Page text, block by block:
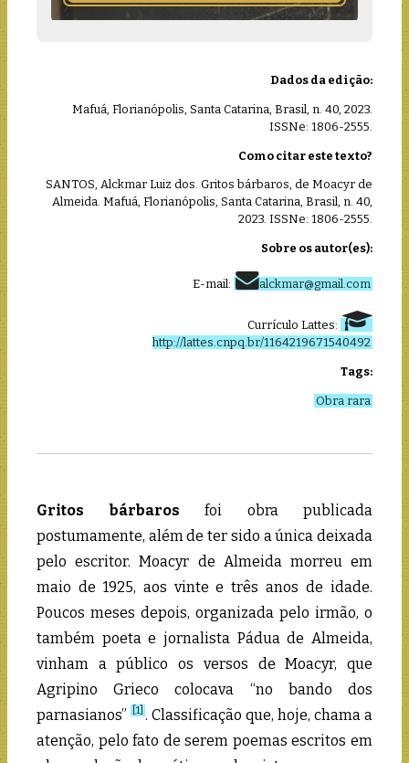
Dados da edição:
Mafuá, Florianópolis, Santa Catarina, Brasil, n. 40, 2023.
ISSNe: 1806-2555.
Como citar este texto?
SANTOS, Alckmar Luiz dos. Gritos bárbaros, de Moacyr de
Almeida. Mafuá, Florianópolis, Santa Catarina, Brasil, n. 40,
2023. ISSNe: 1806-2555.
Sobre os autor(es):
E-mail: alckmar@gmail.com
Currículo Lattes:
http://lattes.cnpq.br/1164219671540492
Tags:
Obra rara
Gritos bárbaros foi obra publicada
postumamente, além de ter sido a única deixada
pelo escritor. Moacyr de Almeida morreu em
maio de 1925, aos vinte e três anos de idade.
Poucos meses depois, organizada pelo irmão, o
também poeta e jornalista Pádua de Almeida,
vinham a público os versos de Moacyr, que
Agripino Grieco colocava “no bando dos
parnasianos”
[1] . Classificação que, hoje, chama a
atenção, pelo fato de serem poemas escritos em